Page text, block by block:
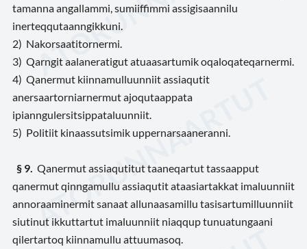
tamanna angallammi, sumiiffimmi assigisaannilu
inerteqqutaanngikkuni.
2) Nakorsaatitornermi.
3) Qarngit aalaneratigut atuaasartumik oqaloqateqarnermi.
4) Qanermut kiinnamulluunniit assiaqutit
anersaartorniarnermut ajoqutaappata
ipianngulersitsippataluunniit.
5) Politiit kinaassutsimik uppernarsaaneranni.
§ 9. Qanermut assiaqutitut taaneqartut tassaapput
qanermut qinngamullu assiaqutit ataasiartakkat imaluunniit
annoraaminermit sanaat allunaasamillu tasisartumilluunniit
siutinut ikkuttartut imaluunniit niaqqup tunuatungaani
qilertartoq kiinnamullu attuumasoq.